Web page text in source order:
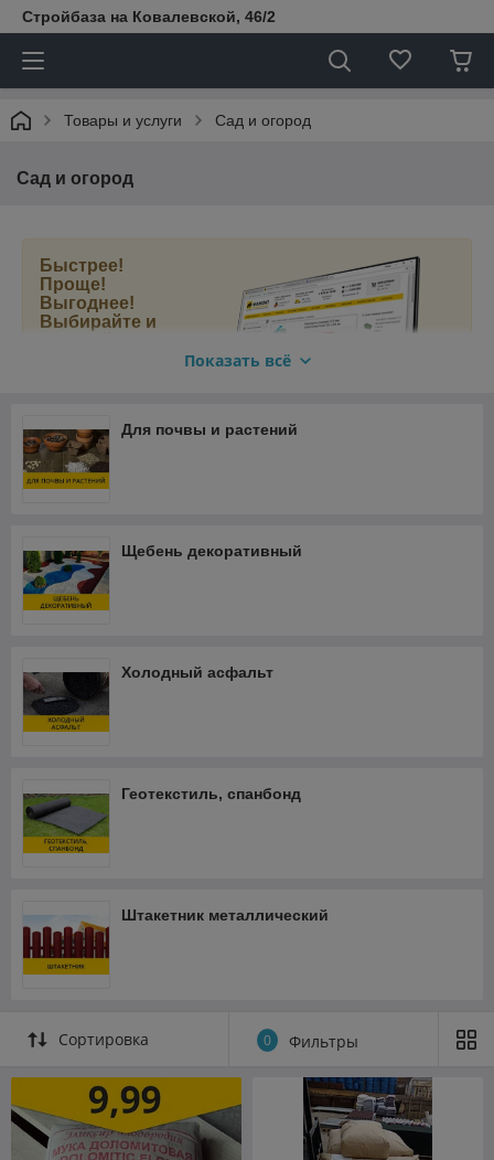
Стройбаза на Ковалевской, 46/2
Товары и услуги Сад и огород
Сад и огород
Быстрее!
Проще!
Выгоднее!
Выбирайте и
товары для сада
магазине
МАМОНТ.БЕЛ
Скидки и акции;
Автоматический расчет доставки и разгрузки;
Купить товары для сада и огорода в интернет-магазине
Мамонт.бел
Показать всё
Для почвы и растений
Щебень декоративный
Холодный асфальт
Геотекстиль, спанбонд
Штакетник металлический
Сортировка 0 Фильтры